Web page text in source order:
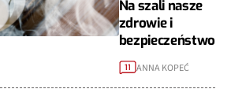
Na szali nasze
zdrowie i
bezpieczeństwo
11 ANNA KOPEĆ